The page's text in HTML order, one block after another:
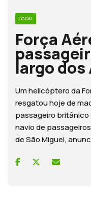
LOCAL
Força
largo
Um helicóptero da
resgatou hoje de
passageiro britânico
navio de
de São Miguel,